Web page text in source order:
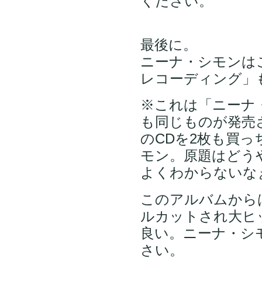
最後に。
ニーナ・シモン
レコーディング
※これは「ニーナ
も同じものが発
のCDを2枚も買
モン。原題はど
よくわからない
このアルバムか
ルカットされ大
良い。ニーナ・
さい。